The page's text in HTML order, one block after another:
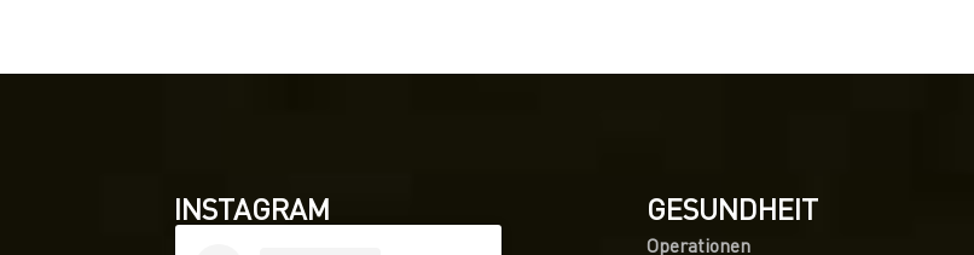
INSTAGRAM GESUNDHEIT
Operationen